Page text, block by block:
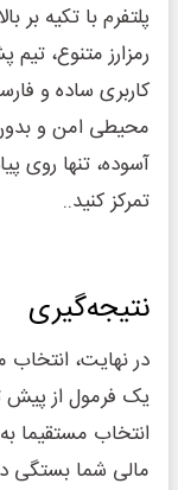
پلتفرم با تکیه بر
رمزارز متنوع،
کاربری ساده و
محیطی امن و
آسوده، تنها روی
تمرکز کنید..
نتیجه‌گیری
در نهایت، انتخاب
یک فرمول از پیش
انتخاب مستقیما
مالی شما بستگی